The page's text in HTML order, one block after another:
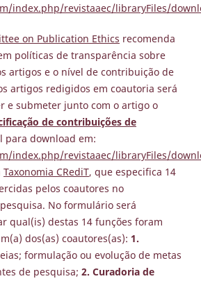
index.php/revistaaec/libraryFiles/
on Publication Ethics recomenda
políticas de transparência sobre
artigos e o nível de contribuição de
artigos redigidos em coautoria será
e submeter junto com o artigo o
de contribuições de
para download em:
index.php/revistaaec/libraryFiles/
Taxonomia CRediT, que especifica 14
pelos coautores no
No formulário será
qual(is) destas 14 funções foram
dos(as) coautores(as): 1.
formulação ou evolução de metas
de pesquisa; 2. Curadoria de